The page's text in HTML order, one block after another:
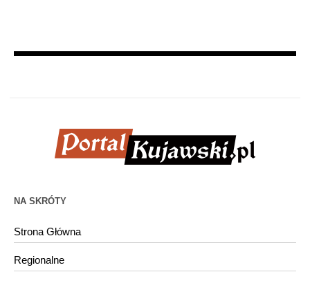
NA SKRÓTY
Strona Główna
Regionalne